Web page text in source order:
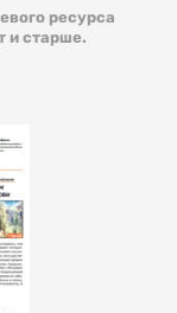
ресурса
и старше.